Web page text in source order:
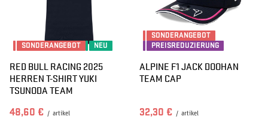
SONDERANGEBOT NEU
RED BULL RACING 2025
HERREN T-SHIRT YUKI
TSUNODA TEAM
48,60 € / artikel
SONDERANGEBOT
PREISREDUZIERUNG
ALPINE F1 JACK DOOHAN
TEAM CAP
32,30 € / artikel